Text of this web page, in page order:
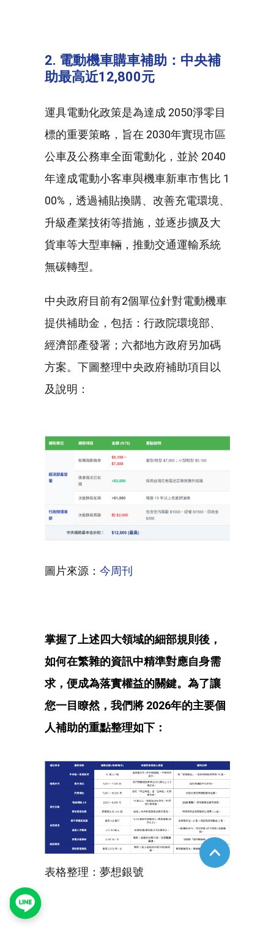
2. 電動機車購車補助：中央補
助最高近12,800元
運具電動化政策是為達成 2050淨零目
標的重要策略，旨在 2030年實現市區
公車及公務車全面電動化，並於 2040
年達成電動小客車與機車新車市售比 1
00%，透過補貼換購、改善充電環境、
升級產業技術等措施，並逐步擴及大
貨車等大型車輛，推動交通運輸系統
無碳轉型。
中央政府目前有2個單位針對電動機車
提供補助金，包括：行政院環境部、
經濟部產發署；六都地方政府另加碼
方案。下圖整理中央政府補助項目以
及說明：
圖片來源： 今周刊
掌握了上述四大領域的細部規則後，
如何在繁雜的資訊中精準對應自身需
求，便成為落實權益的關鍵。為了讓
您一目瞭然，我們將 2026年的主要個
人補助的重點整理如下：
表格整理：夢想銀號